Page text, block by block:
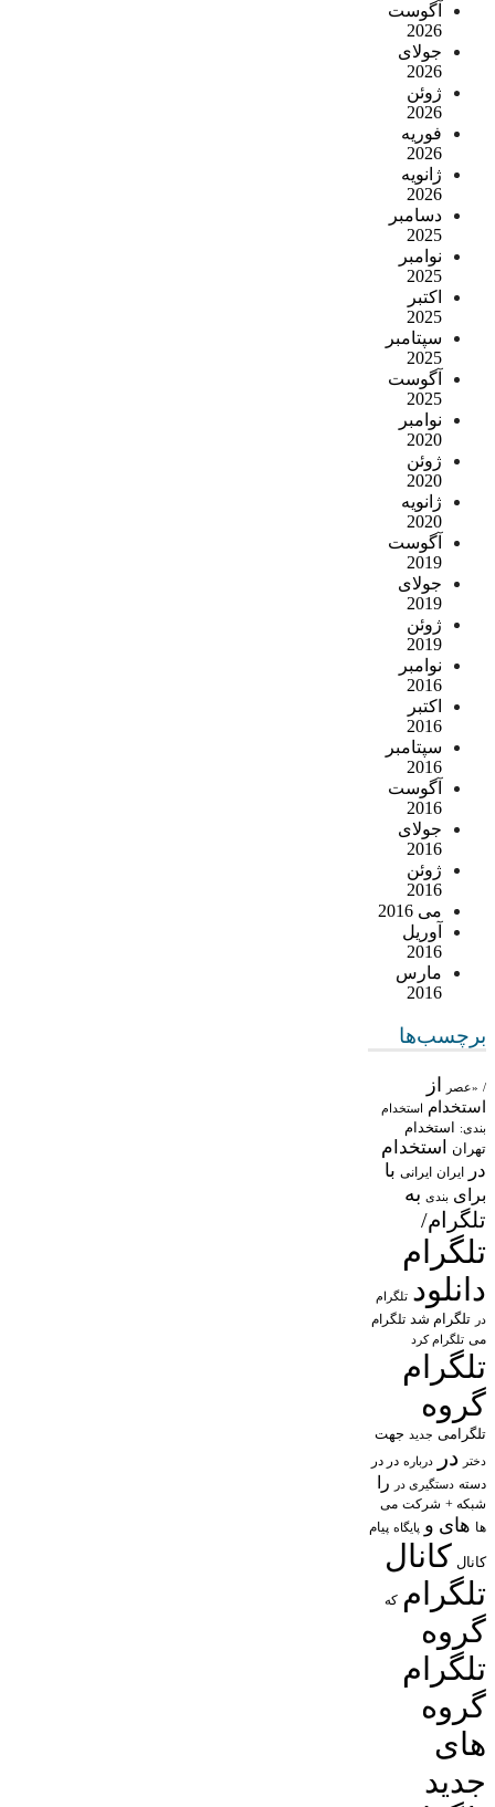
آگوست
2026
جولای
2026
ژوئن
2026
فوریه
2026
ژانویه
2026
دسامبر
2025
نوامبر
2025
اکتبر
2025
سپتامبر
2025
آگوست
2025
نوامبر
2020
ژوئن
2020
ژانویه
2020
آگوست
2019
جولای
2019
ژوئن
2019
نوامبر
2016
اکتبر
2016
سپتامبر
2016
آگوست
2016
جولای
2016
ژوئن
2016
می 2016
آوریل
2016
مارس
2016
برچسب‌ها
/ «عصر از
استخدام استخدام
بندی: استخدام
تهران
استخدام
در
ایران ایرانی با
برای بندی به
تلگرام/
تلگرام
دانلود تلگرام
در تلگرام شد تلگرام
می تلگرام کرد
تلگرام
گروه
تلگرامی جدید جهت
دختر در درباره در در
دسته دستگیری در را
شبکه + شرکت می
ها های و پایگاه پیام
کانال کانال
تلگرام که
گروه
تلگرام
گروه
های
جدید